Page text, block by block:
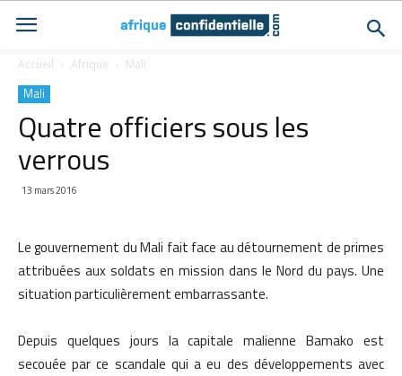
Accueil Afrique Mali
Mali
Quatre officiers sous les
verrous
13 mars 2016
Le gouvernement du Mali fait face au détournement de primes
attribuées aux soldats en mission dans le Nord du pays. Une
situation particulièrement embarrassante.
Depuis quelques jours la capitale malienne Bamako est
secouée par ce scandale qui a eu des développements avec